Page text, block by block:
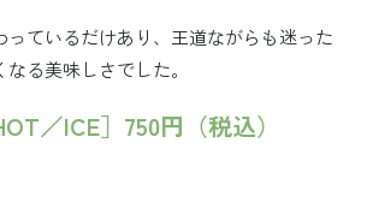
っているだけあり、王道ながらも迷った
る美味しさでした。
／ICE］750円（税込）